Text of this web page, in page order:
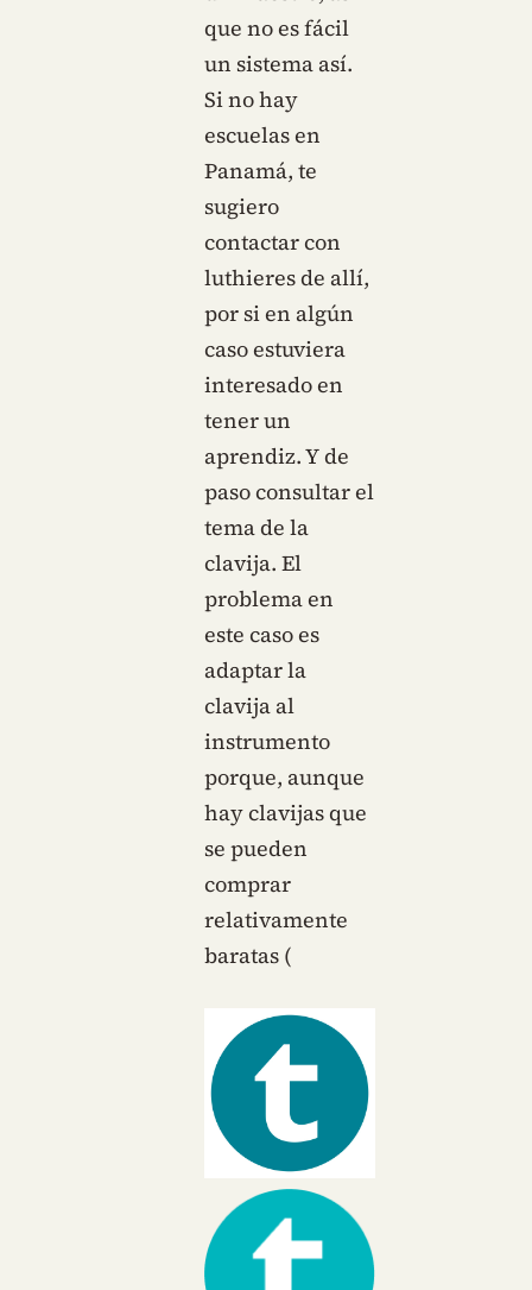
que no es fácil
un sistema así.
Si no hay
escuelas en
Panamá, te
sugiero
contactar con
luthieres de allí,
por si en algún
caso estuviera
interesado en
tener un
aprendiz. Y de
paso consultar el
tema de la
clavija. El
problema en
este caso es
adaptar la
clavija al
instrumento
porque, aunque
hay clavijas que
se pueden
comprar
relativamente
baratas (